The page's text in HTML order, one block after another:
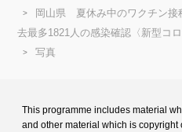
岡山県 夏休み中のワクチン
去最多1821人の感染確認〈新型コロ
写真
This programme includes material
and other material which is copyright